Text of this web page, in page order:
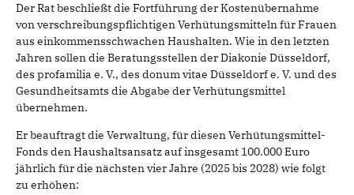
Der Rat beschließt die Fortführung der Kostenübernahme
von verschreibungspflichtigen Verhütungsmitteln für Frauen
aus einkommensschwachen Haushalten. Wie in den letzten
Jahren sollen die Beratungsstellen der Diakonie Düsseldorf,
des profamilia e. V., des donum vitae Düsseldorf e. V. und des
Gesundheitsamts die Abgabe der Verhütungsmittel
übernehmen.
Er beauftragt die Verwaltung, für diesen Verhütungsmittel-
Fonds den Haushaltsansatz auf insgesamt 100.000 Euro
jährlich für die nächsten vier Jahre (2025 bis 2028) wie folgt
zu erhöhen: